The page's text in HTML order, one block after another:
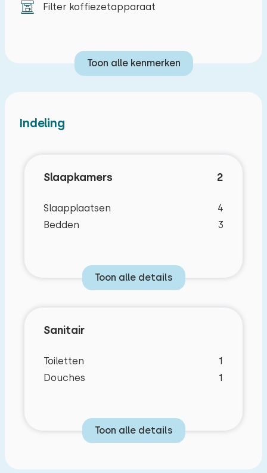
Filter koffiezetapparaat
Toon alle kenmerken
Indeling
Slaapkamers 2
Slaapplaatsen
4
Bedden
3
Toon alle details
Sanitair
Toiletten
1
Douches
1
Toon alle details